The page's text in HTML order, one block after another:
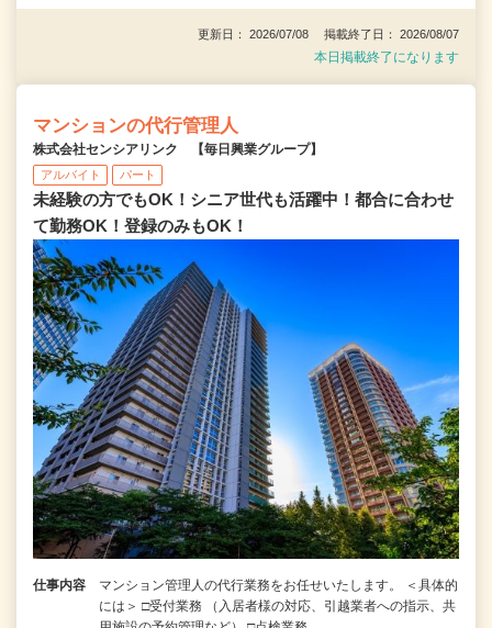
更新日： 2026/07/08 掲載終了日： 2026/08/07
本日掲載終了になります
マンションの代行管理人
株式会社センシアリンク 【毎日興業グループ】
アルバイト パート
未経験の方でもOK！シニア世代も活躍中！都合に合わせ
て勤務OK！登録のみもOK！
仕事内容
マンション管理人の代行業務をお任せいたします。 ＜具体的
には＞ □受付業務 （入居者様の対応、引越業者への指示、共